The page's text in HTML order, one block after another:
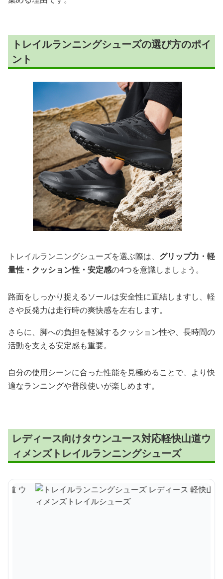
トレイルランニングシューズの選び方のポイ
ント
トレイルランニングシューズを選ぶ際は、 グリップ力・軽
量性・クッション性・安定感の4つを意識しましょう。
路面をしっかり捉えるソールは安全性に直結しますし、軽
さや反発力は走行時の爽快感を左右します。
さらに、脚への負担を軽減するクッション性や、長時間の
活動を支える安定感も重要。
自分の使用シーンに合った性能を見極めることで、より快
適なランニングや普段使いが楽しめます。
レディース向けタウンユース対応軽快山道ウ
ィメンズトレイルランニングシューズ